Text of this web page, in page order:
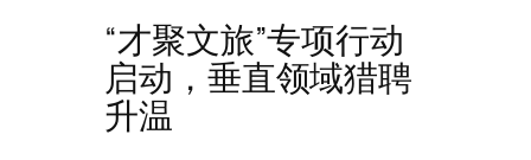
“才聚文旅”专项行动
启动，垂直领域猎聘
升温